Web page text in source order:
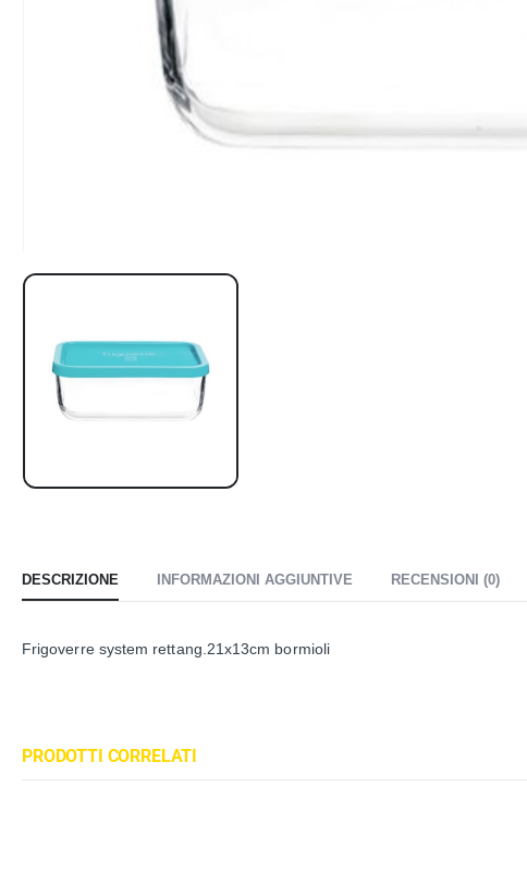
DESCRIZIONE INFORMAZIONI AGGIUNTIVE RECENSIONI (0)
Frigoverre system rettang.21x13cm bormioli
PRODOTTI CORRELATI